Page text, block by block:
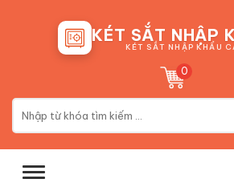
KÉT SẮT NHẬP
KÉT SẮT NHẬP KHẨU
0